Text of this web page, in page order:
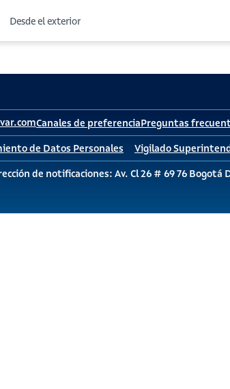
Desde el exterior
Canales de preferenciaPreguntas
de Datos Personales Vigilado
de notificaciones: Av. Cl 26 # 69 76 Bogotá